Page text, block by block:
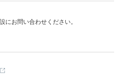
。美肌に効果があるという